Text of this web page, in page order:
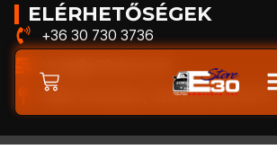
ELÉRHETŐSÉGEK
+36 30 730 3736
5900 Orosháza, Szarvasi utca 15-17.